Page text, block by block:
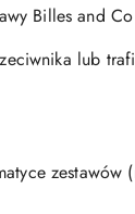
Billes and
lub